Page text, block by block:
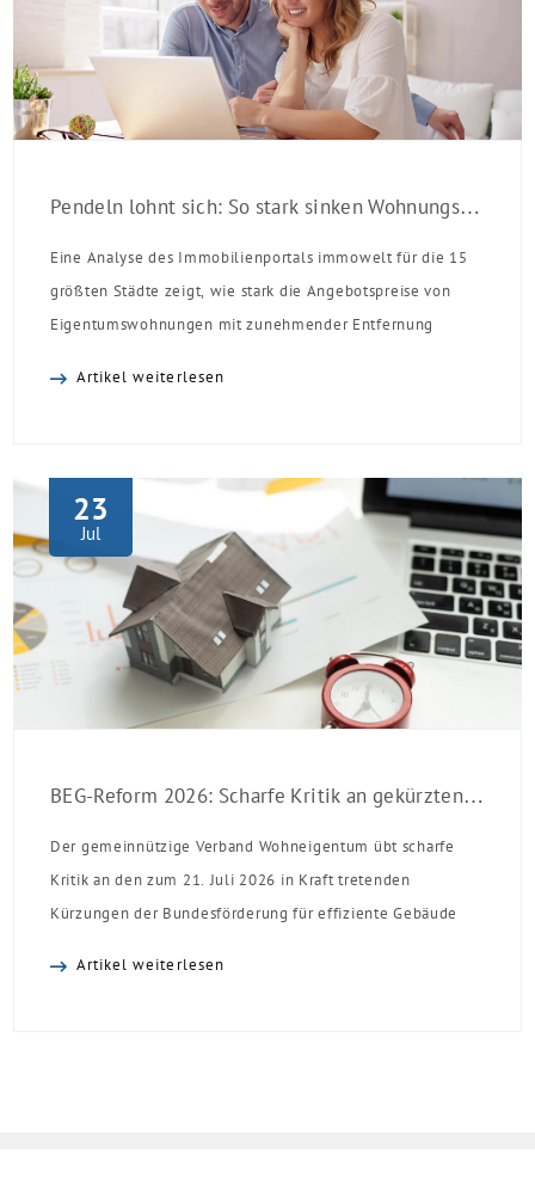
Pendeln lohnt sich: So stark sinken Wohnungspreise im Umland
Eine Analyse des Immobilienportals immowelt für die 15
größten Städte zeigt, wie stark die Angebotspreise von
Eigentumswohnungen mit zunehmender Entfernung
Artikel weiterlesen
23
Jul
BEG-Reform 2026: Scharfe Kritik an gekürzten Sanierungsförderungen
Der gemeinnützige Verband Wohneigentum übt scharfe
Kritik an den zum 21. Juli 2026 in Kraft tretenden
Kürzungen der Bundesförderung für effiziente Gebäude
Artikel weiterlesen